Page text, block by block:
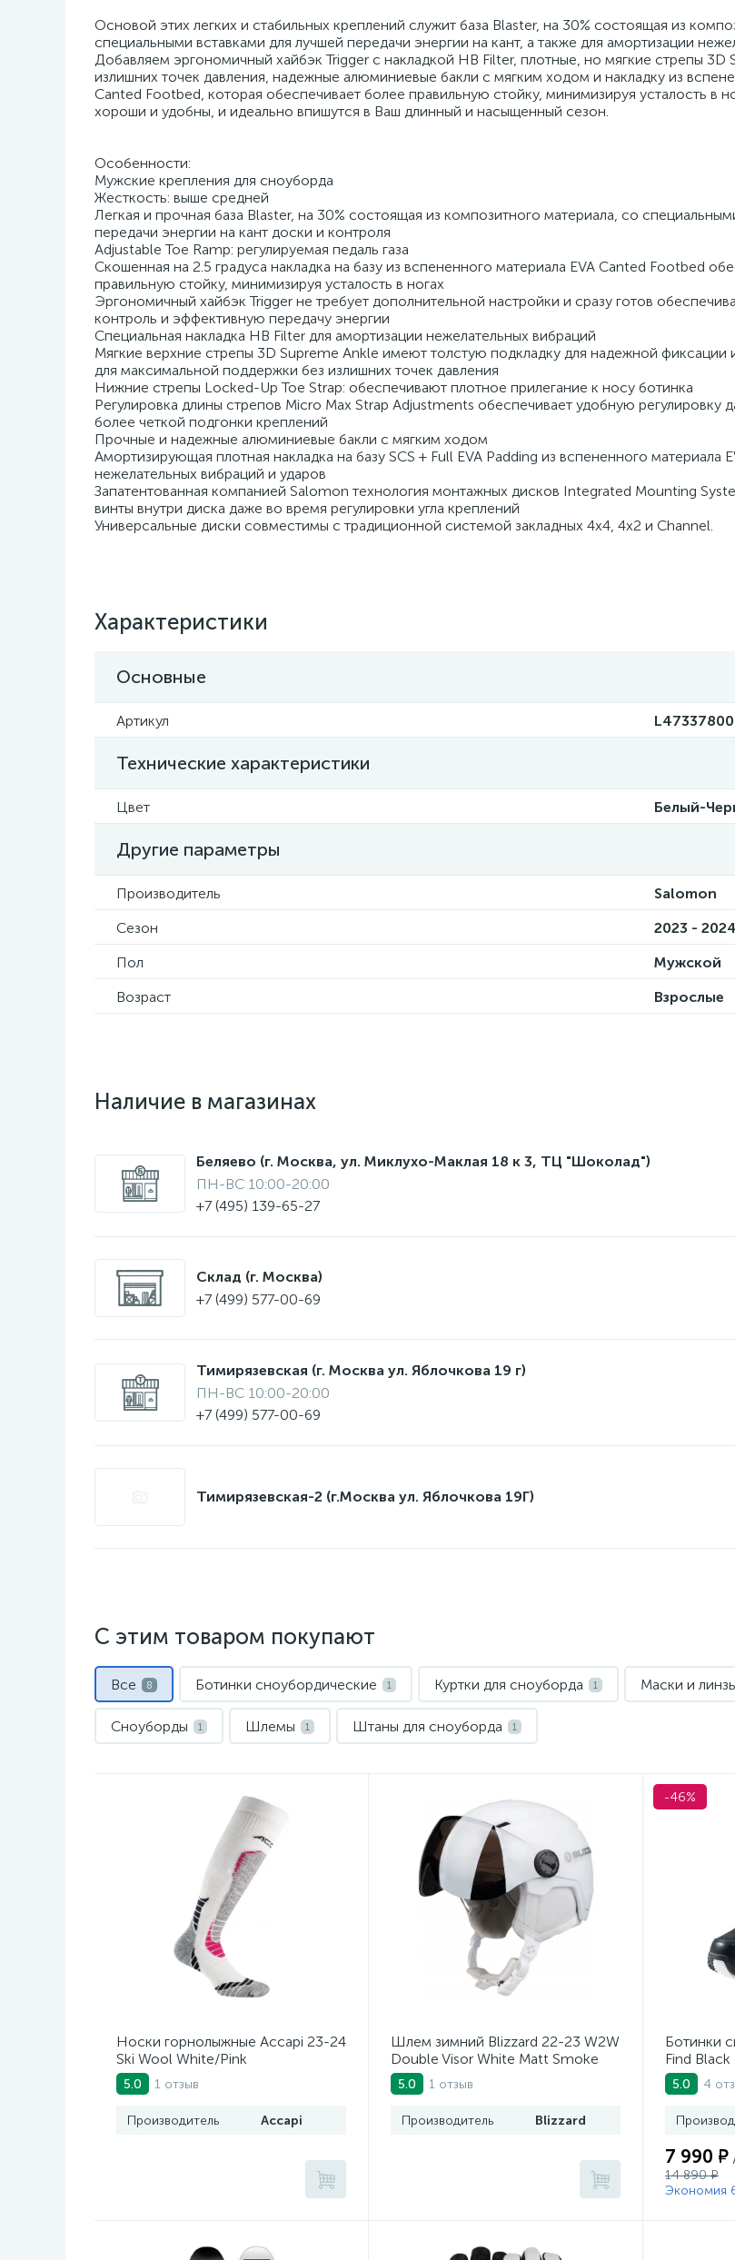
Основой этих легких и стабильных креплений служит база Blaster, на 30% состоящая из
специальными вставками для лучшей передачи энергии на кант, а также для амортизации
Добавляем эргономичный хайбэк Trigger с накладкой HB Filter, плотные, но мягкие стрепы 3D
излишних точек давления, надежные алюминиевые бакли с мягким ходом и накладку из
Canted Footbed, которая обеспечивает более правильную стойку, минимизируя усталость в
хороши и удобны, и идеально впишутся в Ваш длинный и насыщенный сезон.
Особенности:
Мужские крепления для сноуборда
Жесткость: выше средней
Легкая и прочная база Blaster, на 30% состоящая из композитного материала, со
передачи энергии на кант доски и контроля
Adjustable Toe Ramp: регулируемая педаль газа
Скошенная на 2.5 градуса накладка на базу из вспененного материала EVA Canted Footbed
правильную стойку, минимизируя усталость в ногах
Эргономичный хайбэк Trigger не требует дополнительной настройки и сразу готов
контроль и эффективную передачу энергии
Специальная накладка HB Filter для амортизации нежелательных вибраций
Мягкие верхние стрепы 3D Supreme Ankle имеют толстую подкладку для надежной фиксации
для максимальной поддержки без излишних точек давления
Нижние стрепы Locked-Up Toe Strap: обеспечивают плотное прилегание к носу ботинка
Регулировка длины стрепов Micro Max Strap Adjustments обеспечивает удобную регулировку
более четкой подгонки креплений
Прочные и надежные алюминиевые бакли с мягким ходом
Амортизирующая плотная накладка на базу SCS + Full EVA Padding из вспененного материала
нежелательных вибраций и ударов
Запатентованная компанией Salomon технология монтажных дисков Integrated Mounting
винты внутри диска даже во время регулировки угла креплений
Универсальные диски совместимы с традиционной системой закладных 4x4, 4x2 и Channel.
Характеристики
Основные
Артикул L47337800
Технические характеристики
Цвет Белый-
Другие параметры
Производитель
Salomon
Сезон
2023 - 2024
Пол
Мужской
Возраст
Взрослые
Наличие в магазинах
Беляево (г. Москва, ул. Миклухо-Маклая 18 к 3, ТЦ "Шоколад")
ПН-ВС 10:00-20:00
+7 (495) 139-65-27
Склад (г. Москва)
+7 (499) 577-00-69
Тимирязевская (г. Москва ул. Яблочкова 19 г)
ПН-ВС 10:00-20:00
+7 (499) 577-00-69
Тимирязевская-2 (г.Москва ул. Яблочкова 19Г)
С этим товаром покупают
Все 8 Ботинки сноубордические 1 Куртки для сноуборда 1 Маски и
Сноуборды 1 Шлемы 1 Штаны для сноуборда 1
Носки горнолыжные Accapi 23-24
Ski Wool White/Pink
5.0 1 отзыв
Производитель Accapi
Шлем зимний Blizzard 22-23 W2W
Double Visor White Matt Smoke
Mirror Lens
5.0 1 отзыв
Производитель Blizzard
-46%
Ботинки
Find Black
5.0 4
7 990 ₽
14 890 ₽
Экономия